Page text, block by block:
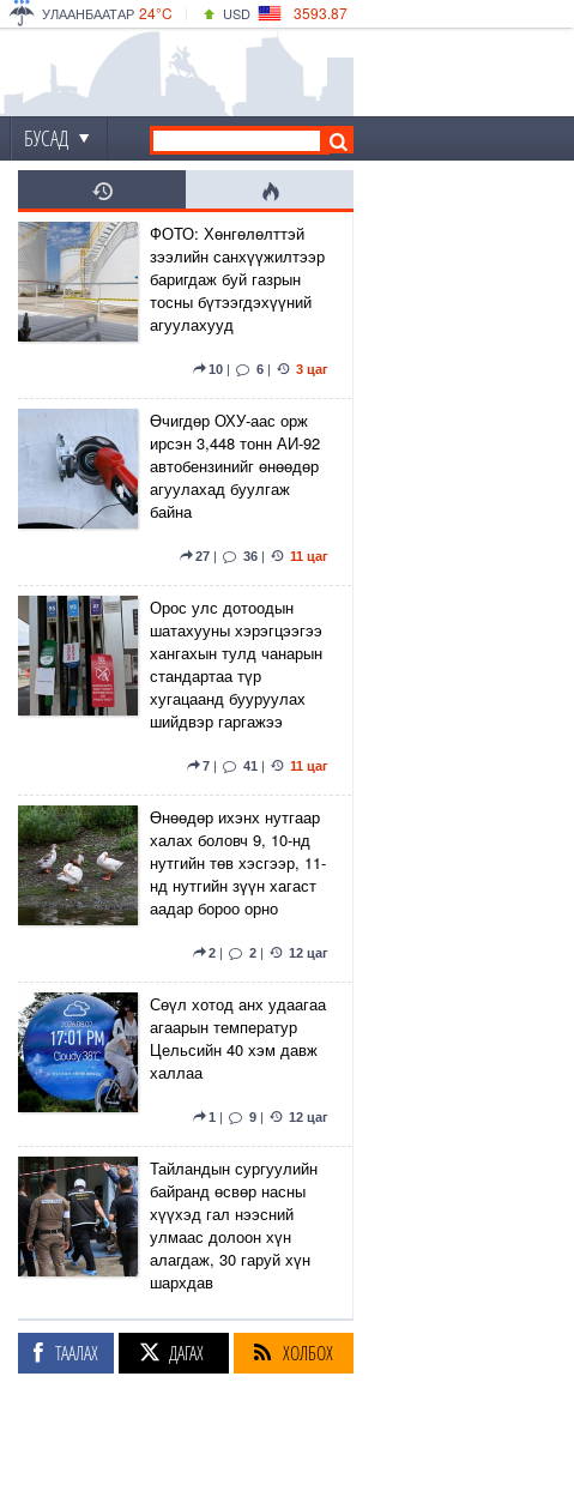
24°C
УЛААНБААТАР
25°C
ДАРХАН
22°C
ЭРДЭНЭТ
USD 3593.87
4141.04
БУСАД
ФОТО: Хөнгөлөлттэй
зээлийн санхүүжилтээр
баригдаж буй газрын
тосны бүтээгдэхүүний
агуулахууд
10 | 6 | 3 цаг
Өчигдөр ОХУ-аас орж
ирсэн 3,448 тонн АИ-92
автобензинийг өнөөдөр
агуулахад буулгаж
байна
27 | 36 | 11 цаг
Орос улс дотоодын
шатахууны хэрэгцээгээ
хангахын тулд чанарын
стандартаа түр
хугацаанд бууруулах
шийдвэр гаргажээ
7 | 41 | 11 цаг
Өнөөдөр ихэнх нутгаар
халах боловч 9, 10-нд
нутгийн төв хэсгээр, 11-
нд нутгийн зүүн хагаст
аадар бороо орно
2 | 2 | 12 цаг
Сөүл хотод анх удаагаа
агаарын температур
Цельсийн 40 хэм давж
халлаа
1 | 9 | 12 цаг
Тайландын сургуулийн
байранд өсвөр насны
хүүхэд гал нээсний
улмаас долоон хүн
алагдаж, 30 гаруй хүн
шархдав
Екатеринбург хот дахь
ТААЛАХ ДАГАХ ХОЛБОХ